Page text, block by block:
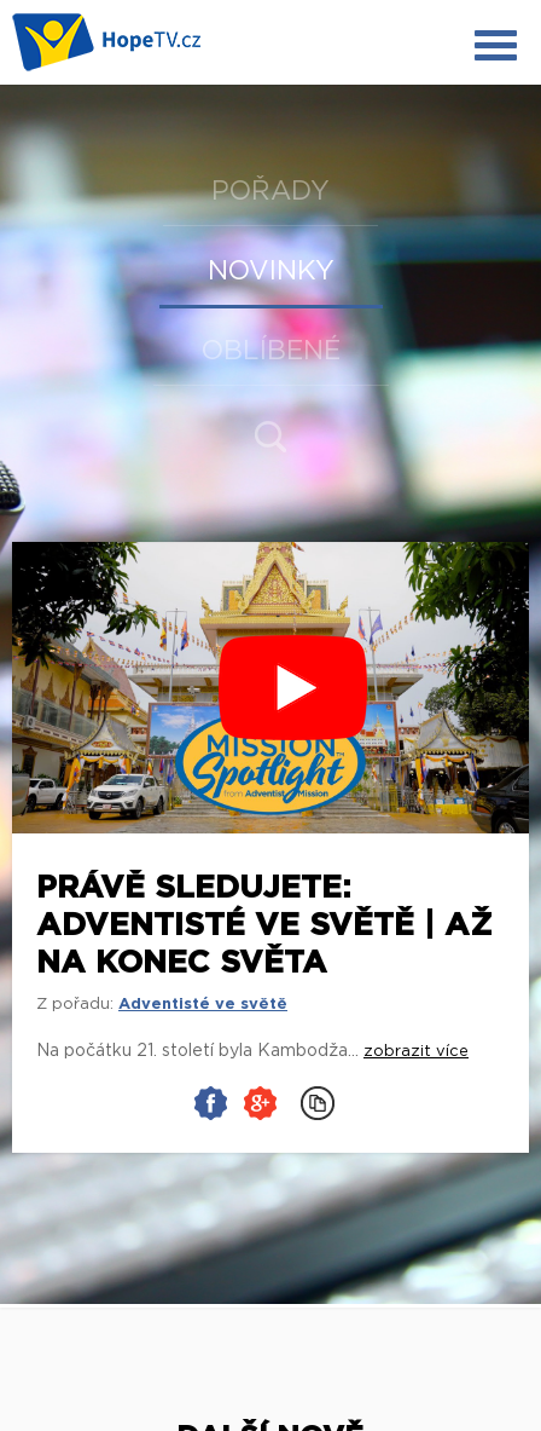
POŘADY
NOVINKY
OBLÍBENÉ
PRÁVĚ SLEDUJETE:
ADVENTISTÉ VE SVĚTĚ | AŽ
NA KONEC SVĚTA
Z pořadu: Adventisté ve světě
Na počátku 21. století byla Kambodža... zobrazit více